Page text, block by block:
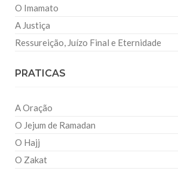
O Imamato
A Justiça
Ressureição, Juízo Final e Eternidade
PRATICAS
A Oração
O Jejum de Ramadan
O Hajj
O Zakat